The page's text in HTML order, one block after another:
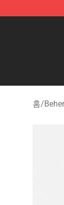
홈/